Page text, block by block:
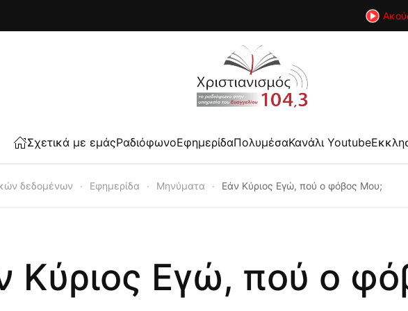
Σχετικά με εμάςΡαδιόφωνοΕφημερίδαΠολυμέσαΚανάλι Youtube
δεδομένων Εφημερίδα Μηνύματα Εάν Κύριος Εγώ, πού ο φόβος Μου;
Κύριος Εγώ, πού ο